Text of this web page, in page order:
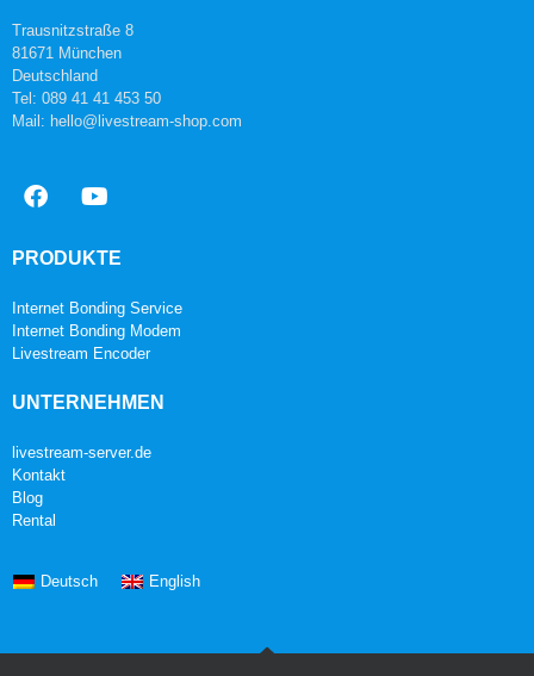
Trausnitzstraße 8
81671 München
Deutschland
Tel: 089 41 41 453 50
Mail: hello@livestream-shop.com
PRODUKTE
Internet Bonding Service
Internet Bonding Modem
Livestream Encoder
UNTERNEHMEN
livestream-server.de
Kontakt
Blog
Rental
Deutsch English